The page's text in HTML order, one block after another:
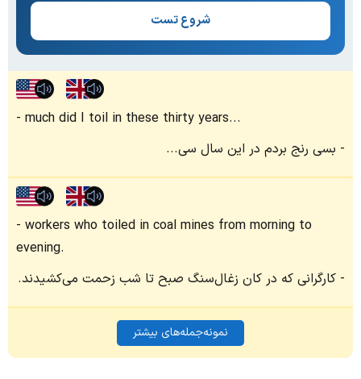
شروع تست
much did I toil in these thirty years...
بسی رنج بردم در این سال سی...
workers who toiled in coal mines from morning to
evening.
کارگرانی که در کان زغال‌سنگ صبح تا شب زحمت می‌کشیدند.
نمونه‌جمله‌های بیشتر